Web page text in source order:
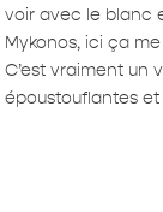
voir avec le blanc
Mykonos, ici ça
C’est vraiment un
époustouflantes